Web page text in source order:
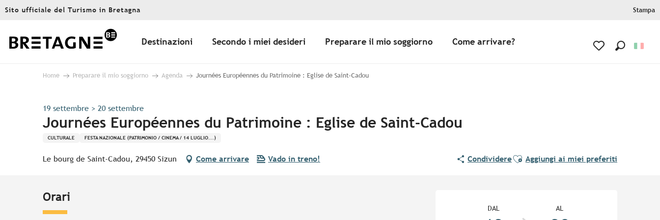
Aller
principal
Sito ufficiale del Turismo in Bretagna Stampa
Destinazioni Secondo i miei desideri Preparare il mio soggiorno Come arrivare?
Home Preparare il mio soggiorno Agenda Journées Européennes du Patrimoine : Eglise de Saint-Cadou
19 settembre > 20 settembre
Journées Européennes du Patrimoine : Eglise de Saint-Cadou
CULTURALE FESTA NAZIONALE (PATRIMONIO / CINEMA / 14 LUGLIO...)
Le bourg de Saint-Cadou, 29450 Sizun Come arrivare Vado in treno! CondividereAjouter aux favoris
Aggiungi ai miei preferiti
DAL AL
Orari